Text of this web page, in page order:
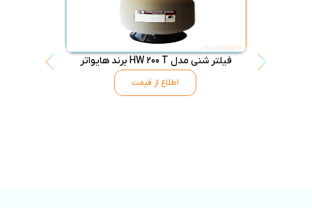
فیلتر شنی مدل HW 200 T برند هایواتر
اطلاع از قیمت